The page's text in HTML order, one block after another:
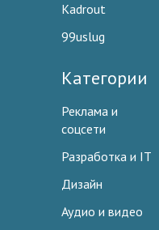
Kadrout
99uslug
Категории
Реклама и
соцсети
Разработка и IT
Дизайн
Аудио и видео